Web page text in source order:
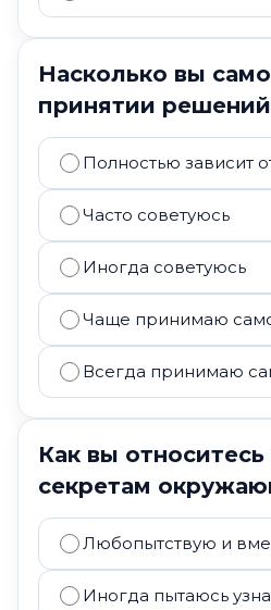
Насколько вы
принятии
Полностью зависит
Часто советуюсь
Иногда советуюсь
Чаще принимаю
Всегда принимаю
Как вы
секретам
Любопытствую и
Иногда пытаюсь